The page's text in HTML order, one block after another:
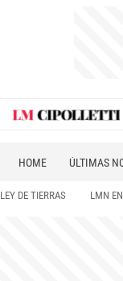
HOME ÚLTIMAS
LEY DE TIERRAS LMN